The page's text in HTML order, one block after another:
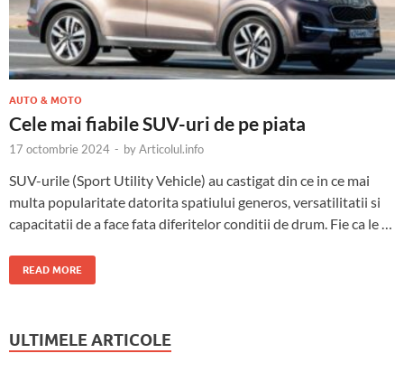
AUTO & MOTO
Cele mai fiabile SUV-uri de pe piata
17 octombrie 2024 - byArticolul.info
SUV-urile (Sport Utility Vehicle) au castigat din ce in ce mai
multa popularitate datorita spatiului generos, versatilitatii si
capacitatii de a face fata diferitelor conditii de drum. Fie ca le …
READ MORE
ULTIMELE ARTICOLE